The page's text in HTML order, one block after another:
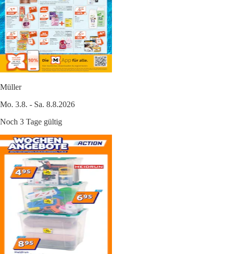
Müller
Mo. 3.8. - Sa. 8.8.2026
Noch 3 Tage gültig